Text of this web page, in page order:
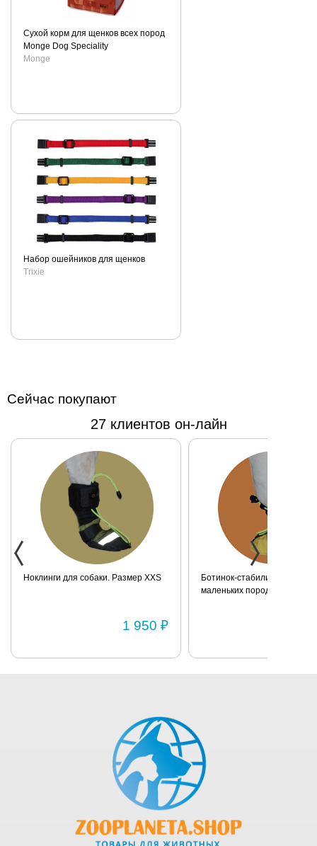
Сухой корм для щенков всех пород
Monge Dog Speciality
Monge
Набор ошейников для щенков
Trixie
Сейчас покупают
27 клиентов он-лайн
Ноклинги для собаки. Размер XXS
1 950 ₽
Ботинок-стабилизатор для
маленьких пород для